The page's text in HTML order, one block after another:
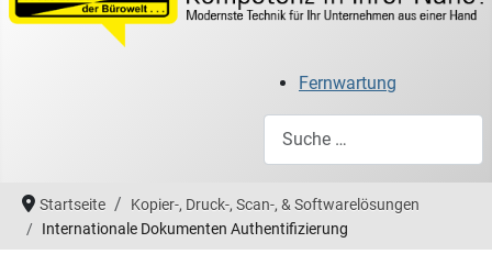
Fernwartung
Startseite
Kopier-, Druck-, Scan-, & Softwarelösungen
Internationale Dokumenten Authentifizierung